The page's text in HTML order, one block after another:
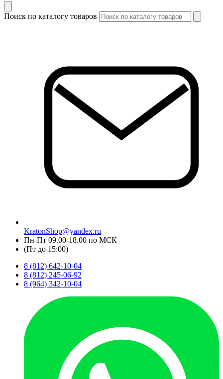
Поиск по каталогу товаров
KratonShop@yandex.ru
Пн-Пт 09.00-18.00 по МСК
(Пт до 15:00)
8 (812) 642-10-04
8 (812) 245-06-92
8 (964) 342-10-04